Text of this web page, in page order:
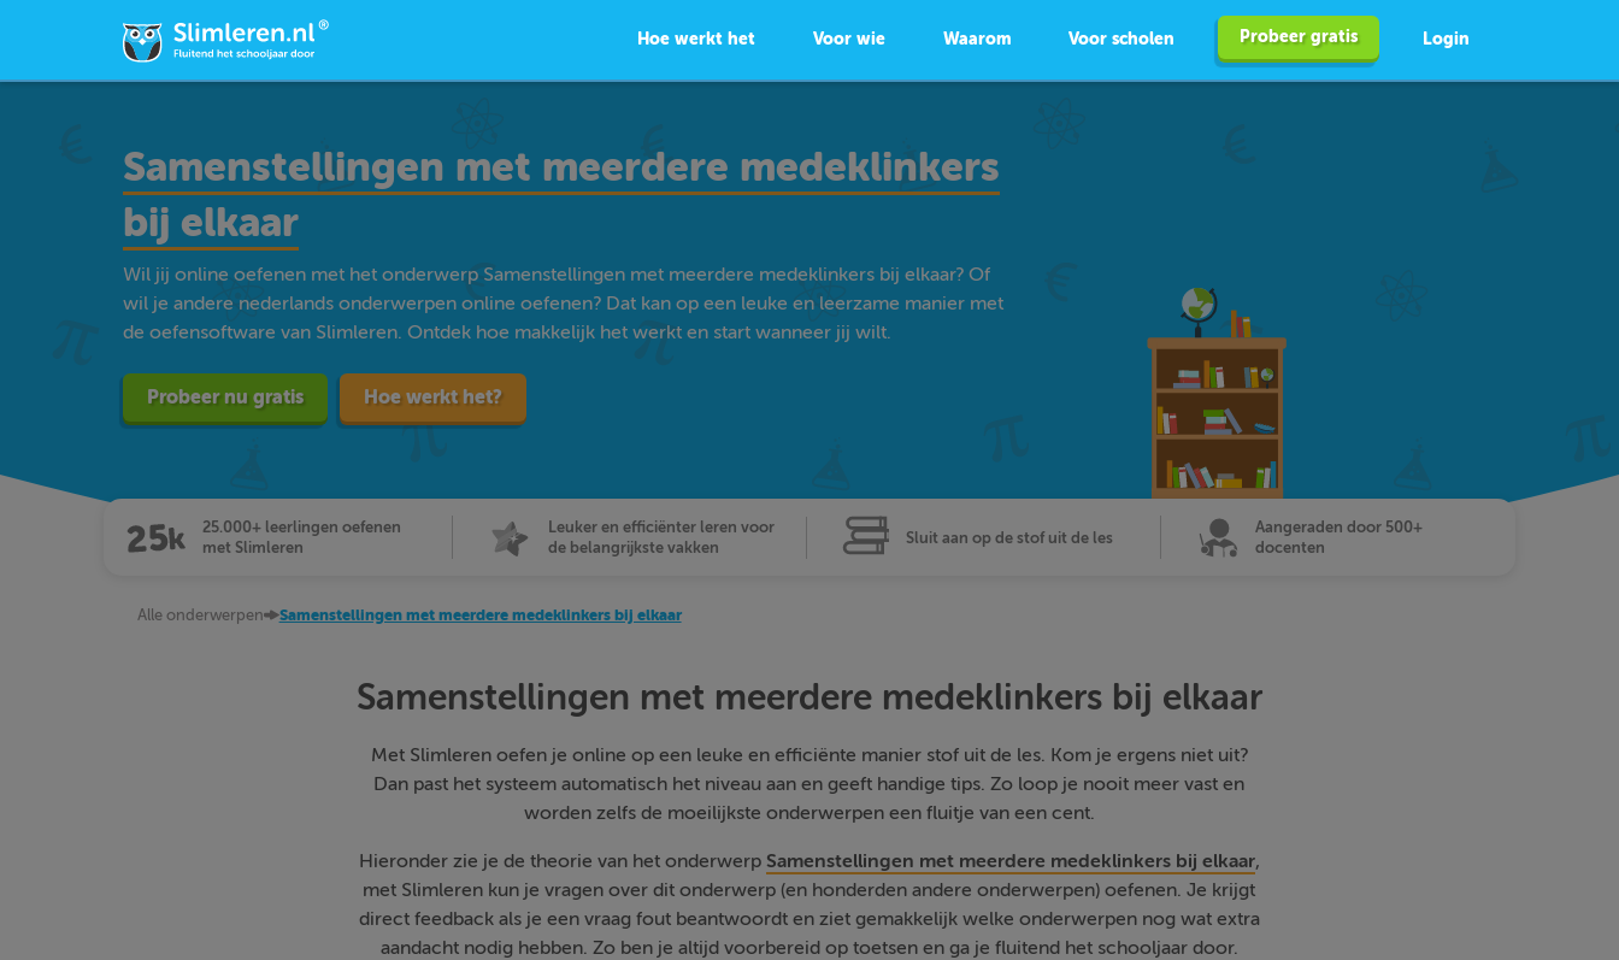
Hoe werkt het Voor wie Waarom Voor scholen Probeer gratis Login
Samenstellingen met meerdere medeklinkers
bij elkaar
Wil jij online oefenen met het onderwerp Samenstellingen met meerdere medeklinkers bij elkaar? Of
wil je andere nederlands onderwerpen online oefenen? Dat kan op een leuke en leerzame manier met
de oefensoftware van Slimleren. Ontdek hoe makkelijk het werkt en start wanneer jij wilt.
Probeer nu gratis Hoe werkt het?
25.000+ leerlingen oefenen
met Slimleren
Leuker en efficiënter leren voor
de belangrijkste vakken
Sluit aan op de stof uit de les
Aangeraden door 500+
docenten
Alle onderwerpen Samenstellingen met meerdere medeklinkers bij elkaar
Samenstellingen met meerdere medeklinkers bij elkaar
Met Slimleren oefen je online op een leuke en efficiënte manier stof uit de les. Kom je ergens niet uit?
Dan past het systeem automatisch het niveau aan en geeft handige tips. Zo loop je nooit meer vast en
worden zelfs de moeilijkste onderwerpen een fluitje van een cent.
Hieronder zie je de theorie van het onderwerp Samenstellingen met meerdere medeklinkers bij elkaar,
met Slimleren kun je vragen over dit onderwerp (en honderden andere onderwerpen) oefenen. Je krijgt
direct feedback als je een vraag fout beantwoordt en ziet gemakkelijk welke onderwerpen nog wat extra
aandacht nodig hebben. Zo ben je altijd voorbereid op toetsen en ga je fluitend het schooljaar door.